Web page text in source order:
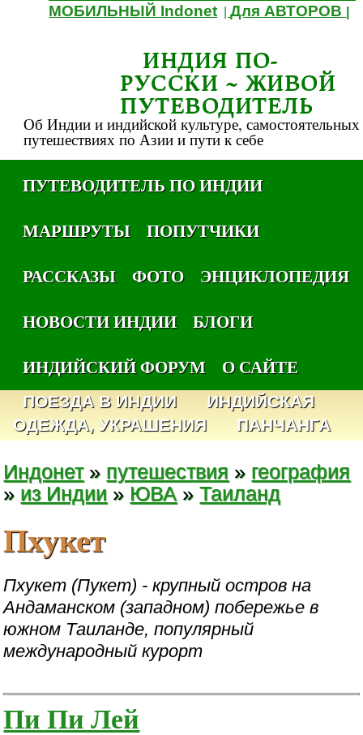
МОБИЛЬНЫЙ Indonet |Для АВТОРОВ
ИНДИЯ ПО-
РУССКИ ~ ЖИВОЙ
ПУТЕВОДИТЕЛЬ
Об Индии и индийской культуре, самостоятельных
путешествиях по Азии и пути к себе
ПУТЕВОДИТЕЛЬ ПО ИНДИИ
МАРШРУТЫ
ПОПУТЧИКИ
РАССКАЗЫ
ФОТО
ЭНЦИКЛОПЕДИЯ
НОВОСТИ ИНДИИ
БЛОГИ
ИНДИЙСКИЙ ФОРУМ
О САЙТЕ
ПОЕЗДА В ИНДИИ
ИНДИЙСКАЯ
ОДЕЖДА, УКРАШЕНИЯ
ПАНЧАНГА
Индонет» путешествия » география
» из Индии » ЮВА »Таиланд
Пхукет
Пхукет (Пукет) - крупный остров на
Андаманском (западном) побережье в
южном Таиланде, популярный
международный курорт
Пи Пи Лей